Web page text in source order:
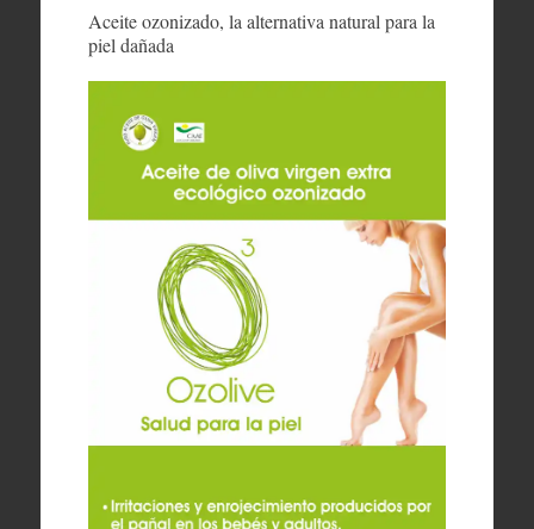
Aceite ozonizado, la alternativa natural para la
piel dañada